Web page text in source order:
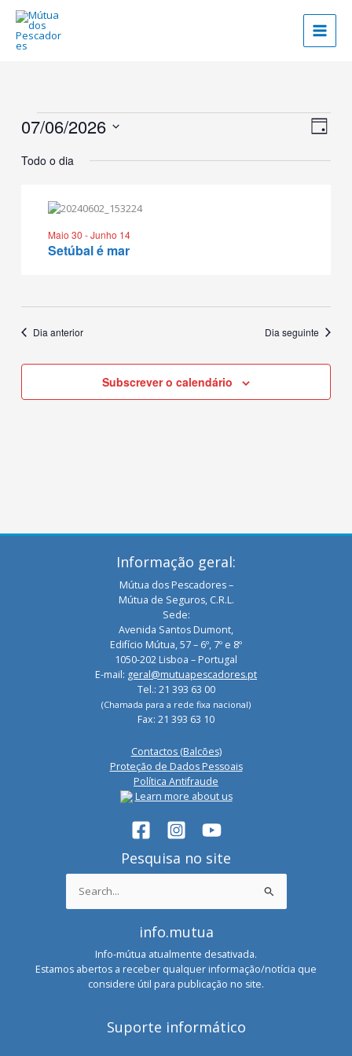
content
Eventos
for
dede
de
Dia
07/06/2026
a
Todo o dia
Setúbal é mar
Maio 30 -Junho 14
Dia anterior Dia seguinte
Subscrever o calendário
Informação geral:
Mútua dos Pescadores –
Mútua de Seguros, C.R.L.
Sede:
Avenida Santos Dumont,
Edifício Mútua, 57 – 6º, 7º e 8º
1050-202 Lisboa – Portugal
E-mail: geral@mutuapescadores.pt
Tel.: 21 393 63 00
(Chamada para a rede fixa nacional)
Fax: 21 393 63 10
Contactos (Balcões)
Proteção de Dados Pessoais
Política Antifraude
Learn more about us
Pesquisa no site
Search
for:
info.mutua
Info-mútua atualmente desativada.
Estamos abertos a receber qualquer informação/notícia que
considere útil para publicação no site.
Suporte informático